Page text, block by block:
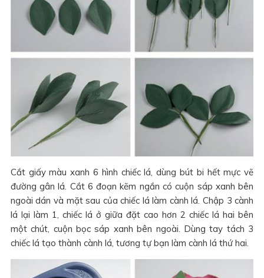
Cắt giấy màu xanh 6 hình chiếc lá, dùng bút bi hết mực vẽ
đường gân lá. Cắt 6 đoạn kẽm ngắn có cuộn sáp xanh bên
ngoài dán và mặt sau của chiếc lá làm cành lá. Chập 3 cành
lá lại làm 1, chiếc lá ở giữa đặt cao hơn 2 chiếc lá hai bên
một chút, cuộn bọc sáp xanh bên ngoài. Dùng tay tách 3
chiếc lá tạo thành cành lá, tương tự bạn làm cành lá thứ hai.